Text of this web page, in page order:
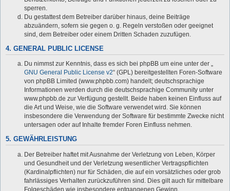
sperren.
Du gestattest dem Betreiber darüber hinaus, deine Beiträge
abzuändern, sofern sie gegen o. g. Regeln verstoßen oder geeignet
sind, dem Betreiber oder einem Dritten Schaden zuzufügen.
4. GENERAL PUBLIC LICENSE
Du nimmst zur Kenntnis, dass es sich bei phpBB um eine unter der „
GNU General Public License v2“ (GPL) bereitgestellten Foren-Software
von phpBB Limited (www.phpbb.com) handelt; deutschsprachige
Informationen werden durch die deutschsprachige Community unter
www.phpbb.de zur Verfügung gestellt. Beide haben keinen Einfluss auf
die Art und Weise, wie die Software verwendet wird. Sie können
insbesondere die Verwendung der Software für bestimmte Zwecke nicht
untersagen oder auf Inhalte fremder Foren Einfluss nehmen.
5. GEWÄHRLEISTUNG
Der Betreiber haftet mit Ausnahme der Verletzung von Leben, Körper
und Gesundheit und der Verletzung wesentlicher Vertragspflichten
(Kardinalpflichten) nur für Schäden, die auf ein vorsätzliches oder grob
fahrlässiges Verhalten zurückzuführen sind. Dies gilt auch für mittelbare
Folgeschäden wie insbesondere entgangenen Gewinn.